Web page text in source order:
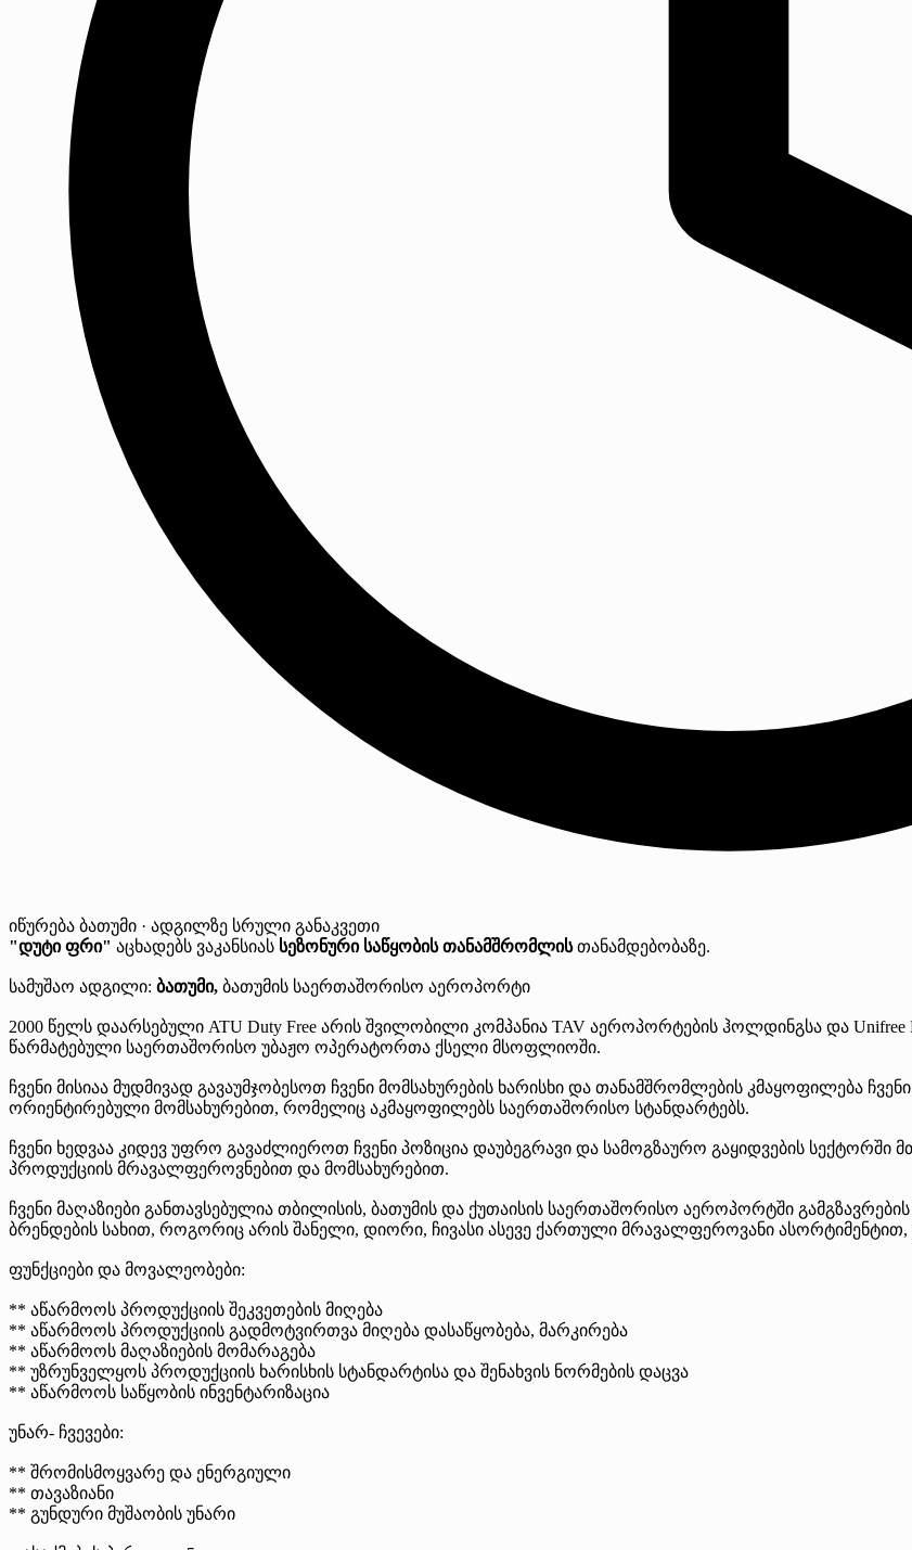
იწურება ბათუმი · ადგილზე სრული განაკვეთი
"დუტი ფრი" აცხადებს ვაკანსიას სეზონური საწყობის თანამშრომლისთანამდებობაზე.
სამუშაო ადგილი: ბათუმი, ბათუმის საერთაშორისო აეროპორტი
2000 წელს დაარსებული ATU Duty Free არის შვილობილი კომპანია TAV აეროპორტების ჰოლდინგსა და
წარმატებული საერთაშორისო უბაჟო ოპერატორთა ქსელი მსოფლიოში.
ჩვენი მისიაა მუდმივად გავაუმჯობესოთ ჩვენი მომსახურების ხარისხი და თანამშრომლების კმაყოფილება
ორიენტირებული მომსახურებით, რომელიც აკმაყოფილებს საერთაშორისო სტანდარტებს.
ჩვენი ხედვაა კიდევ უფრო გავაძლიეროთ ჩვენი პოზიცია დაუბეგრავი და სამოგზაურო გაყიდვების
პროდუქციის მრავალფეროვნებით და მომსახურებით.
ჩვენი მაღაზიები განთავსებულია თბილისის, ბათუმის და ქუთაისის საერთაშორისო აეროპორტში
ბრენდების სახით, როგორიც არის შანელი, დიორი, ჩივასი ასევე ქართული მრავალფეროვანი
ფუნქციები და მოვალეობები:
** აწარმოოს პროდუქციის შეკვეთების მიღება
** აწარმოოს პროდუქციის გადმოტვირთვა მიღება დასაწყობება, მარკირება
** აწარმოოს მაღაზიების მომარაგება
** უზრუნველყოს პროდუქციის ხარისხის სტანდარტისა და შენახვის ნორმების დაცვა
** აწარმოოს საწყობის ინვენტარიზაცია
უნარ- ჩვევები:
** შრომისმოყვარე და ენერგიული
** თავაზიანი
** გუნდური მუშაობის უნარი